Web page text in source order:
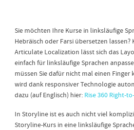
Sie möchten Ihre Kurse in linksläufige
Hebräisch oder Farsi übersetzen lassen?
Articulate Localization lässt sich das
einfach für linksläufige Sprachen
müssen Sie dafür nicht mal einen Finger
wird dank responsiver Technologie
dazu (auf Englisch) hier: Rise 360 Right-
In Storyline ist es auch nicht viel
Storyline-Kurs in eine linksläufige